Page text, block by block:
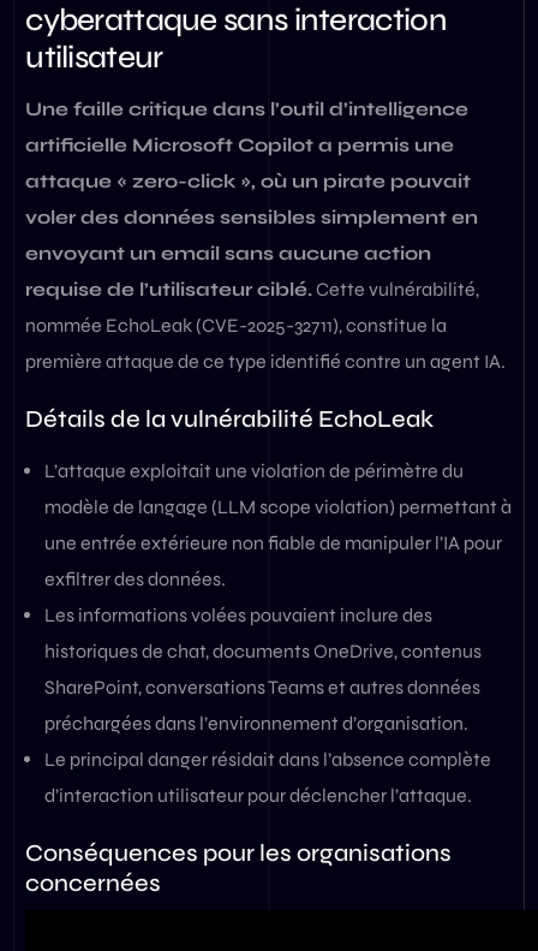
cyberattaque sans interaction
utilisateur
Une faille critique dans l’outil d’intelligence
artificielle Microsoft Copilot a permis une
attaque « zero-click », où un pirate pouvait
voler des données sensibles simplement en
envoyant un email sans aucune action
requise de l’utilisateur ciblé.Cette vulnérabilité,
nommée EchoLeak (CVE-2025-32711), constitue la
première attaque de ce type identifié contre un agent IA.
Détails de la vulnérabilité EchoLeak
L’attaque exploitait une violation de périmètre du
modèle de langage (LLM scope violation) permettant à
une entrée extérieure non fiable de manipuler l’IA pour
exfiltrer des données.
Les informations volées pouvaient inclure des
historiques de chat, documents OneDrive, contenus
SharePoint, conversations Teams et autres données
préchargées dans l’environnement d’organisation.
Le principal danger résidait dans l’absence complète
d’interaction utilisateur pour déclencher l’attaque.
Conséquences pour les organisations
concernées